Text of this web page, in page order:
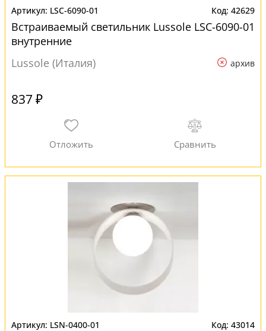
LSC-6090-01 42629
Встраиваемый светильник Lussole LSC-6090-01
внутренние
Lussole (Италия)
архив
837 ₽
LSN-0400-01 43014